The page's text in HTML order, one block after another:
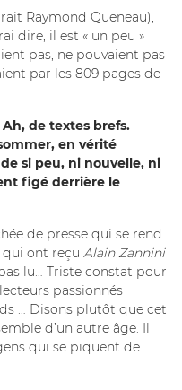
Raymond Queneau),
dire, il est « un peu »
pas, ne pouvaient pas
par les 809 pages de
de textes brefs.
en vérité
si peu, ni nouvelle, ni
figé derrière le
de presse qui se rend
ont reçu Alain Zannini
lu… Triste constat pour
passionnés
… Disons plutôt que cet
d’un autre âge. Il
qui se piquent de